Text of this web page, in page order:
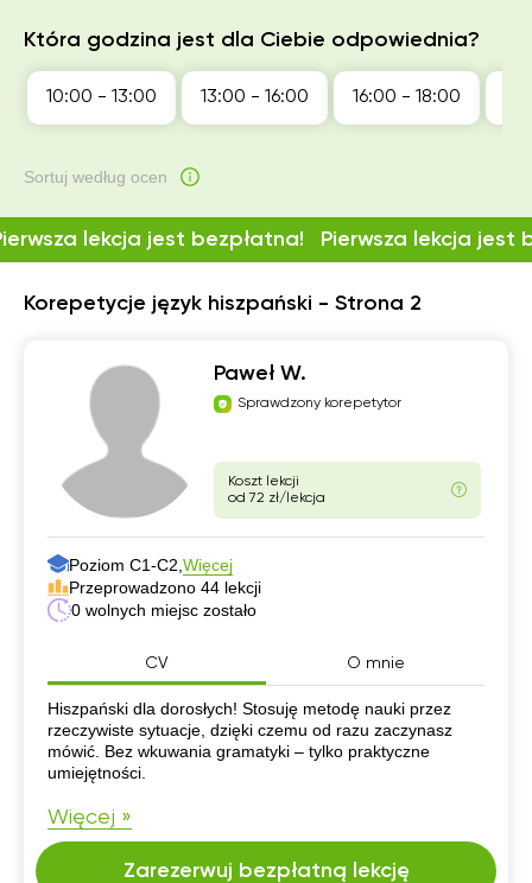
Korepetycje język hiszpański - Strona 2
Paweł W.
Sprawdzony korepetytor
Koszt lekcji
od 72 zł/lekcja
Poziom C1-C2, Więcej
Przeprowadzono 44 lekcji
0 wolnych miejsc zostało
CV O mnie
CV
Hiszpański dla dorosłych! Stosuję metodę nauki przez
rzeczywiste sytuacje, dzięki czemu od razu zaczynasz
mówić. Bez wkuwania gramatyki – tylko praktyczne
umiejętności.
Więcej »
Zarezerwuj bezpłatną lekcję
lekcja jest bezpłatna! Pierwsza lekcja jest
Która godzina jest dla Ciebie odpowiednia?
10:00 - 13:00 13:00 - 16:00 16:00 - 18:00
Sortuj według ocen